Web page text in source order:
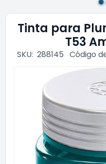
Tinta para
T53
SKU: 288145 Código